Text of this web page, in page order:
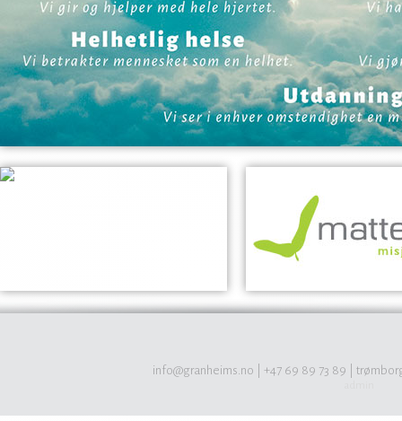
info@granheims.no | +47 69 89 73 89 |